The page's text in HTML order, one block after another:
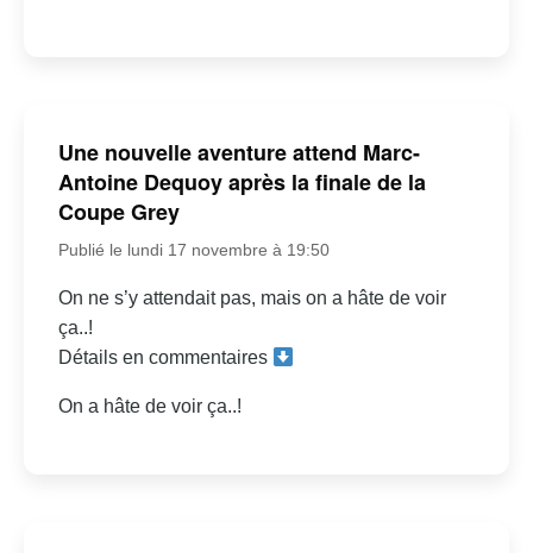
Une nouvelle aventure attend Marc-
Antoine Dequoy après la finale de la
Coupe Grey
Publié le lundi 17 novembre à 19:50
On ne s’y attendait pas, mais on a hâte de voir
ça..!
Détails en commentaires
On a hâte de voir ça..!